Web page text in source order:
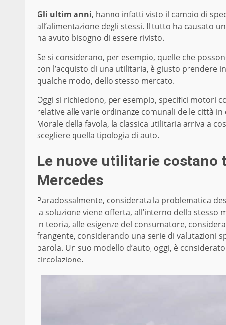
Gli ultim anni, hanno infatti visto il cambio di
all’alimentazione degli stessi. Il tutto ha causato
ha avuto bisogno di essere rivisto.
Se si considerano, per esempio, quelle che
con l’acquisto di una utilitaria, è giusto prendere
qualche modo, dello stesso mercato.
Oggi si richiedono, per esempio, specifici motori
relative alle varie ordinanze comunali delle città in
Morale della favola, la classica utilitaria arriva a
scegliere quella tipologia di auto.
Le nuove utilitarie costano
Mercedes
Paradossalmente, considerata la problematica
la soluzione viene offerta, all’interno dello stesso
in teoria, alle esigenze del consumatore,
frangente, considerando una serie di valutazioni
parola. Un suo modello d’auto, oggi, è
circolazione.